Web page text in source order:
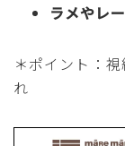
ラメやレ
＊ポイント：
れ